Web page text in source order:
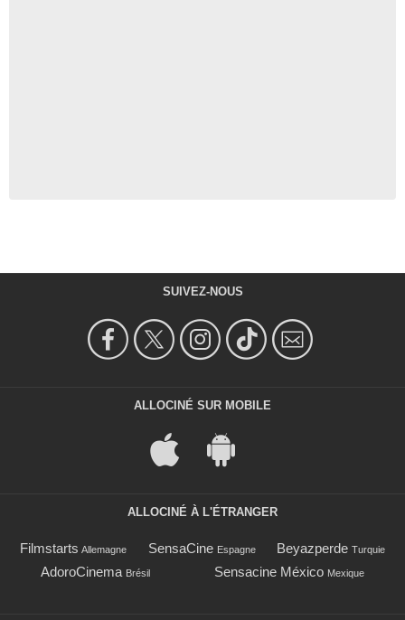
SUIVEZ-NOUS
ALLOCINÉ SUR MOBILE
ALLOCINÉ À L'ÉTRANGER
Filmstarts Allemagne SensaCine Espagne Beyazperde Turquie
AdoroCinema Brésil Sensacine México Mexique